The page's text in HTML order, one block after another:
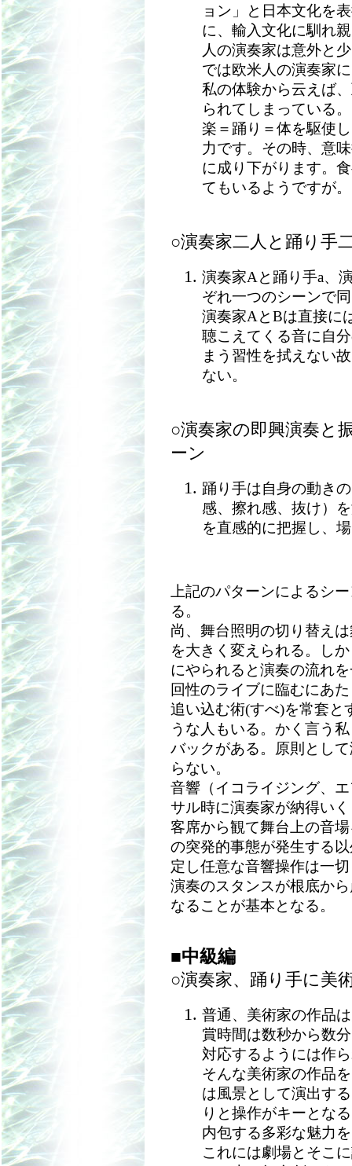
ョン」と日本文化を
に、輸入文化に馴れ
人の演奏家は意外と
では欧米人の演奏家
私の体験から云えば
られてしまっている
楽＝踊り＝体を駆使
力です。その時、意
に成り下がります。
てもいるようですが。
○演奏家二人と踊り手
演奏家Aと踊り手a、
ぞれ一つのシーンで
演奏家AとBは直接に
聴こえてくる音に自
まう習性を拭えない
ない。
○演奏家の即興演奏と
ーン
踊り手は自身の動き
感、擦れ感、抜け）
を直感的に把握し、
上記のパターンによるシ
る。
尚、舞台照明の切り替え
を大きく変えられる。し
にやられると演奏の流れ
回性のライブに臨むにあ
追い込む術(すべ)を常套と
うな人もいる。かく言う
バックがある。原則とし
らない。
音響（イコライジング、
サル時に演奏家が納得い
客席から観て舞台上の音
の突発的事態が発生する
定し任意な音響操作は一
演奏のスタンスが根底か
なることが基本となる。
■中級編
○演奏家、踊り手に美
普通、美術家の作品
賞時間は数秒から数
対応するようには作
そんな美術家の作品
は風景として演出す
りと操作がキーとな
内包する多彩な魅力
これには劇場とそこ